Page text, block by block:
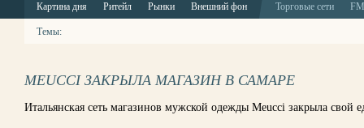
Картина дня Ритейл Рынки Внешний фон Торговые сети
Темы:
MEUCCI ЗАКРЫЛА МАГАЗИН В САМАРЕ
Итальянская сеть магазинов мужской одежды Meucci закрыла свой